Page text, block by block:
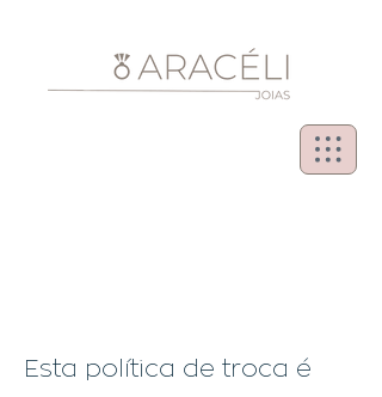
Esta política de troca é